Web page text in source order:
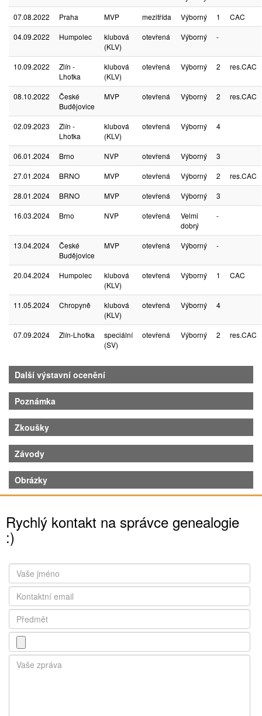
07.08.2022
Praha MVP mezitřída Výborný 1
CAC
04.09.2022
Humpolec
klubová
(KLV)
otevřená Výborný -
10.09.2022
Zlín -
Lhotka
klubová
(KLV)
otevřená Výborný 2 res.CAC
08.10.2022
České
Budějovice
MVP otevřená Výborný 2 res.CAC
02.09.2023
Zlín -
Lhotka
klubová
(KLV)
otevřená Výborný 4
06.01.2024 Brno NVP otevřená Výborný
3
27.01.2024
BRNO MVP otevřená Výborný 2
res.CAC
28.01.2024
BRNO MVP otevřená Výborný
3
16.03.2024
Brno NVP otevřená
Velmi
dobrý
-
13.04.2024
České
Budějovice
MVP otevřená Výborný -
20.04.2024 Humpolec
klubová
(KLV)
otevřená Výborný 1 CAC
11.05.2024 Chropyně
klubová
(KLV)
otevřená Výborný 4
07.09.2024 Zlín-Lhotka
speciální
(SV)
otevřená Výborný 2 res.CAC
Další výstavní ocenění
Poznámka
Zkoušky
Závody
Obrázky
Rychlý kontakt na správce genealogie
:)